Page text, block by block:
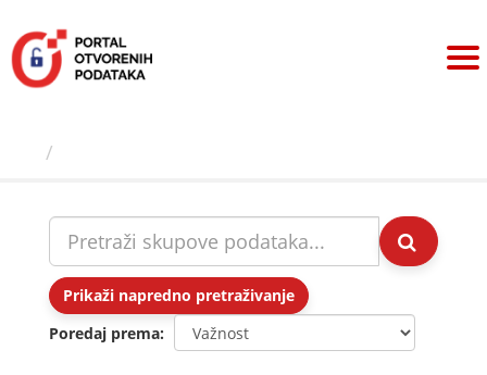
sadržaj
Prikaži napredno pretraživanje
Poredaj prema